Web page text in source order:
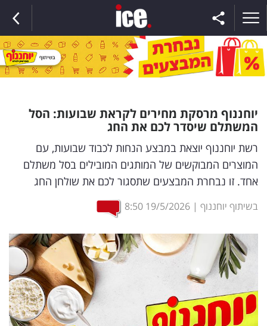
ראשי
השוק
ומדיה
כסף
וצרכנות
נדל"ן
דיגיטל
יוחננוף מרסקת מחירים לקראת שבועות: הסל
המשתלם שיסדר לכם את החג
רשת יוחננוף יוצאת במבצע הנחות לכבוד שבועות, עם
המוצרים המבוקשים של המותגים המובילים בסל משתלם
אחד. זו נבחרת המבצעים שתסגור לכם את שולחן החג
בשיתוף יוחננוף |
19/5/2026
8:50